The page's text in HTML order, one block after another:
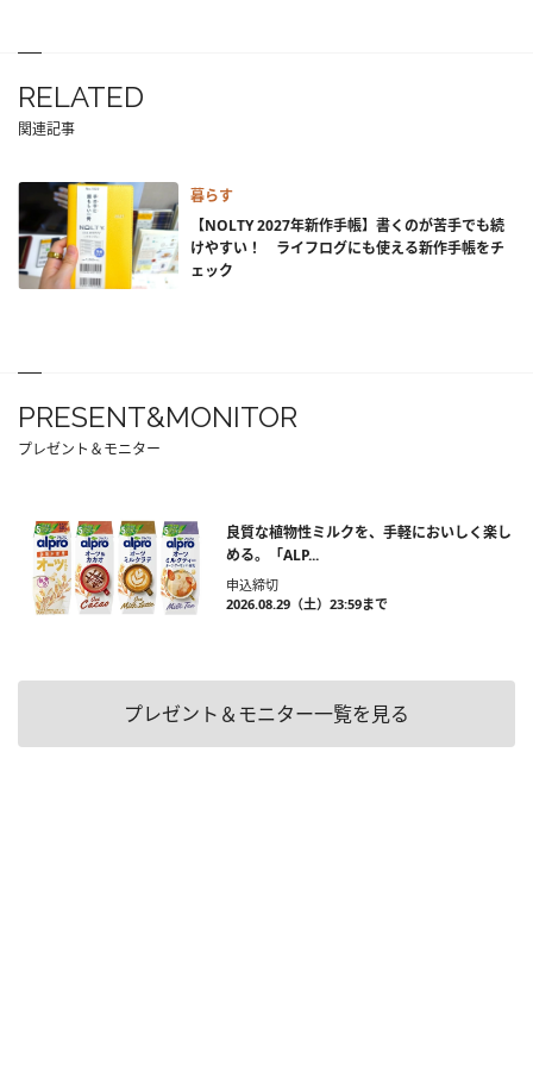
RELATED
関連記事
暮らす
【NOLTY 2027年新作手帳】書くのが苦手でも続
けやすい！ ライフログにも使える新作手帳をチ
ェック
PRESENT&MONITOR
プレゼント＆モニター
良質な植物性ミルクを、手軽においしく楽し
める。「ALP...
申込締切
2026.08.29（土）23:59まで
プレゼント＆モニター一覧を見る